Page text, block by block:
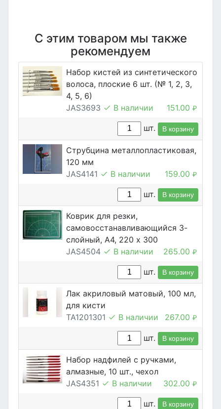
С этим товаром мы также
рекомендуем
Набор кистей из синтетического
волоса, плоские 6 шт. (№ 1, 2, 3,
4, 5, 6)
JAS3693
В наличии 151.00 ₽
шт. В корзину
Струбцина металлопластиковая,
120 мм
JAS4141
В наличии 159.00 ₽
шт. В корзину
Коврик для резки,
самовосстанавливающийся 3-
слойный, А4, 220 х 300
JAS4504
В наличии 265.00 ₽
шт. В корзину
Лак акриловый матовый, 100 мл,
для кисти
TA1201301
В наличии 267.00 ₽
шт. В корзину
Набор надфилей с ручками,
алмазные, 10 шт., чехол
JAS4351
В наличии 302.00 ₽
шт. В корзину